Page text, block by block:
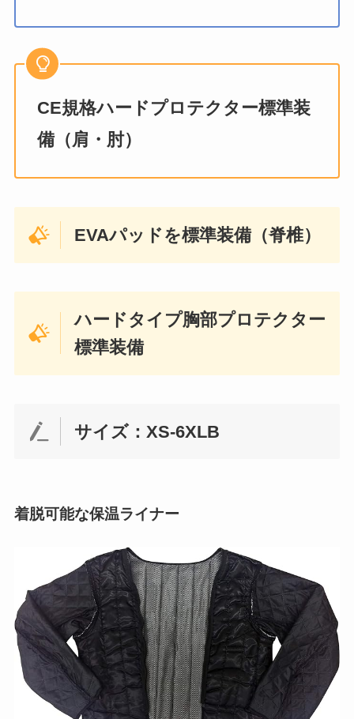
CE規格ハードプロテクター標準装
備（肩・肘）
EVAパッドを標準装備（脊椎）
ハードタイプ胸部プロテクター
標準装備
サイズ：XS-6XLB
着脱可能な保温ライナー